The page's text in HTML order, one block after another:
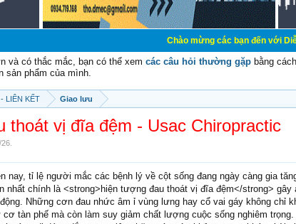
Chào mừng các bạn đến với Diễn đàn Cơ
và có thắc mắc, bạn có thể xem các câu hỏi thường gặp bằng
sản phẩm của mình.
LIÊN KẾT Giao lưu
thoát vị đĩa đệm - Usac Chiropractic
26
nay, tỉ lệ người mắc các bệnh lý về cột sống đang ngày càng gia
nhất chính là <strong>hiện tượng đau thoát vị đĩa đệm</strong>
Những cơn đau nhức âm ỉ vùng lưng hay cổ vai gáy không chỉ
cơ tàn phế mà còn làm suy giảm chất lượng cuộc sống nghiêm